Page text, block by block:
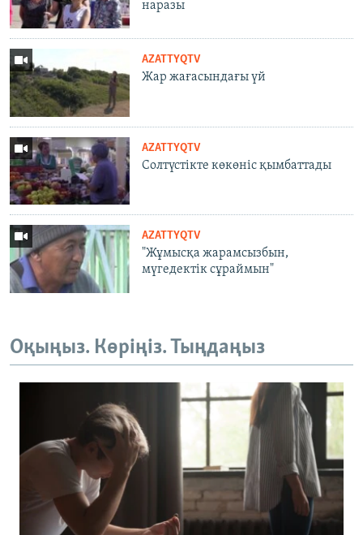
наразы
AZATTYQTV
Жар жағасындағы үй
AZATTYQTV
Солтүстікте көкөніс қымбаттады
AZATTYQTV
"Жұмысқа жарамсызбын,
мүгедектік сұраймын"
Оқыңыз. Көріңіз. Тыңдаңыз